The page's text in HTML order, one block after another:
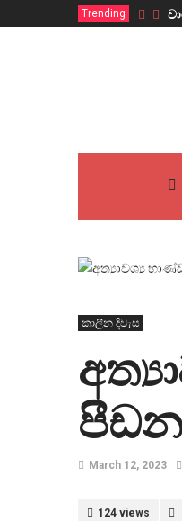
Trending
කාලීන දිවැස
March 12, 2023
124 views